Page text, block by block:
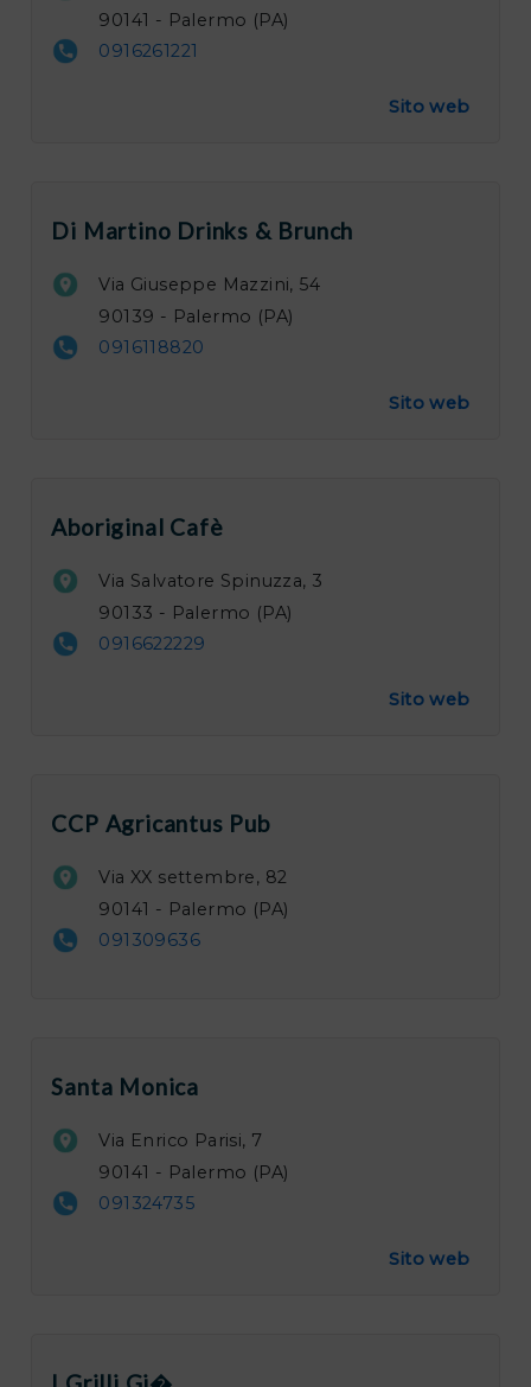
90141 - Palermo (PA)
0916261221
Sito web
Di Martino Drinks & Brunch
Via Giuseppe Mazzini, 54
90139 - Palermo (PA)
0916118820
Sito web
Aboriginal Cafè
Via Salvatore Spinuzza, 3
90133 - Palermo (PA)
0916622229
Sito web
CCP Agricantus Pub
Via XX settembre, 82
90141 - Palermo (PA)
091309636
Santa Monica
Via Enrico Parisi, 7
90141 - Palermo (PA)
091324735
Sito web